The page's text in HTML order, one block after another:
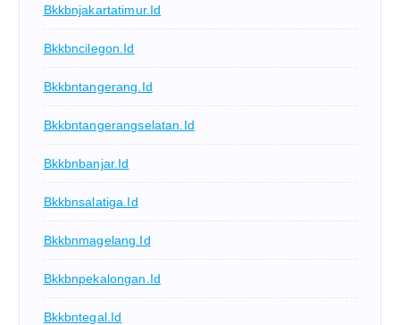
Bkkbnjakartatimur.id
Bkkbncilegon.id
Bkkbntangerang.id
Bkkbntangerangselatan.id
Bkkbnbanjar.id
Bkkbnsalatiga.id
Bkkbnmagelang.id
Bkkbnpekalongan.id
Bkkbntegal.id